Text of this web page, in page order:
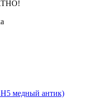
медный антик)